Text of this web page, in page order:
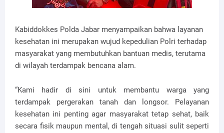
Kabiddokkes Polda Jabar menyampaikan bahwa layanan
kesehatan ini merupakan wujud kepedulian Polri terhadap
masyarakat yang membutuhkan bantuan medis, terutama
di wilayah terdampak bencana alam.
“Kami hadir di sini untuk membantu warga yang
terdampak pergerakan tanah dan longsor. Pelayanan
kesehatan ini penting agar masyarakat tetap sehat, baik
secara fisik maupun mental, di tengah situasi sulit seperti